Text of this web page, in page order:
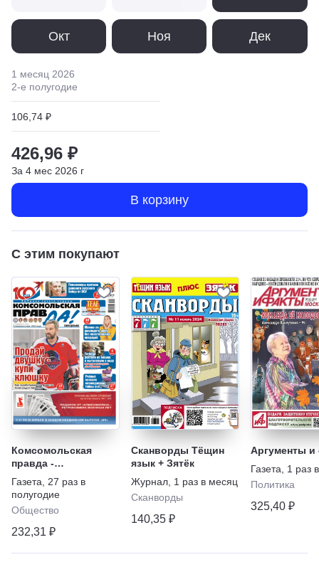
Окт Ноя Дек
1 месяц 2026
2-е полугодие
106,74 ₽
426,96 ₽
За 4 мес 2026 г
В корзину
С этим покупают
Комсомольская
правда -
Еженедельник с
"Телепрограммой"
Газета
27 раз в
полугодие
Общество
232,31 ₽
Сканворды Тёщин
язык + Зятёк
Журнал 1 раз в месяц
Сканворды
140,35 ₽
Аргументы и
Газета
1 раз
Политика
325,40 ₽